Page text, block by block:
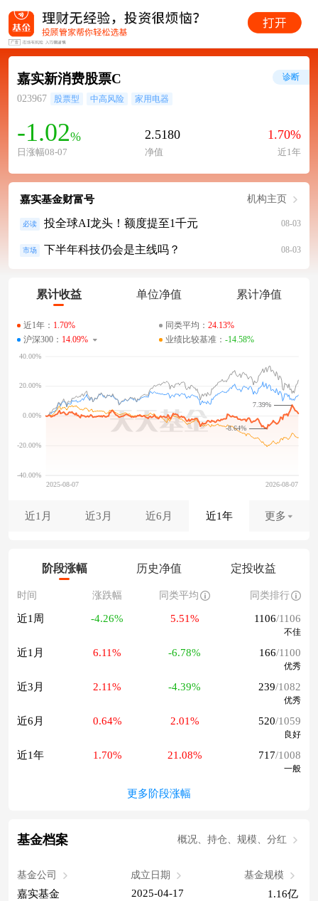
嘉实新消费股票C
023967 股票型 中高风险 家用电器
-1.02%
日涨幅08-07
2.5180
净值
1.70%
近1年
诊断
嘉实基金财富号 机构主页
必读 投全球AI龙头！额度提至1千元 08-03
市场 下半年科技仍会是主线吗？ 08-03
累计收益 单位净值 累计净值
近1年： 1.70% 同类平均： 24.13%
沪深300： 14.09% 业绩比较基准： -14.58%
-8.64%
7.39%
近1月 近3月 近6月 近1年 更多
阶段涨幅 历史净值 定投收益
时间 涨跌幅 同类平均 同类排行
近1周 -4.26% 5.51% 1106/1106
不佳
近1月 6.11% -6.78% 166/1100
优秀
近3月 2.11% -4.39% 239/1082
优秀
近6月 0.64% 2.01% 520/1059
良好
近1年 1.70% 21.08% 717/1008
一般
更多阶段涨幅
基金档案 概况、持仓、规模、分红
基金公司
嘉实基金
成立日期
2025-04-17
基金规模
1.16亿